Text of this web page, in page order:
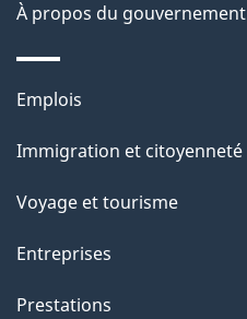
À propos du gouvernement
Thèmes
sujets
Emplois
Immigration et citoyenneté
Voyage et tourisme
Entreprises
Prestations